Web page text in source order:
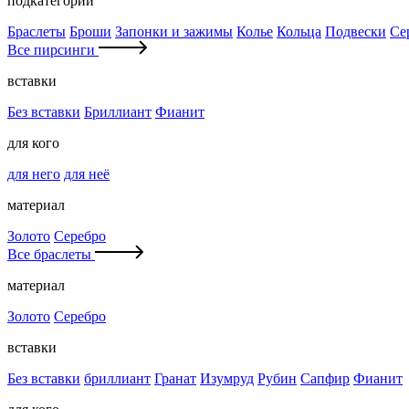
Браслеты Броши Запонки и зажимы Колье Кольца Подвески
Все пирсинги
вставки
Без вставки Бриллиант Фианит
для кого
для него для неё
материал
Золото Серебро
Все браслеты
материал
Золото Серебро
вставки
Без вставки бриллиант Гранат Изумруд Рубин Сапфир Фианит